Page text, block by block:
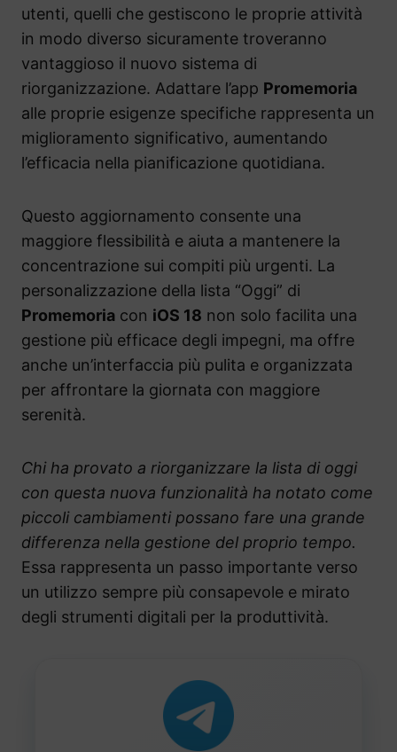
utenti, quelli che gestiscono le proprie attività
in modo diverso sicuramente troveranno
vantaggioso il nuovo sistema di
riorganizzazione. Adattare l’app Promemoria
alle proprie esigenze specifiche rappresenta un
miglioramento significativo, aumentando
l’efficacia nella pianificazione quotidiana.
Questo aggiornamento consente una
maggiore flessibilità e aiuta a mantenere la
concentrazione sui compiti più urgenti. La
personalizzazione della lista “Oggi” di
Promemoria con iOS 18 non solo facilita una
gestione più efficace degli impegni, ma offre
anche un’interfaccia più pulita e organizzata
per affrontare la giornata con maggiore
serenità.
Chi ha provato a riorganizzare la lista di oggi
con questa nuova funzionalità ha notato come
piccoli cambiamenti possano fare una grande
differenza nella gestione del proprio tempo.
Essa rappresenta un passo importante verso
un utilizzo sempre più consapevole e mirato
degli strumenti digitali per la produttività.